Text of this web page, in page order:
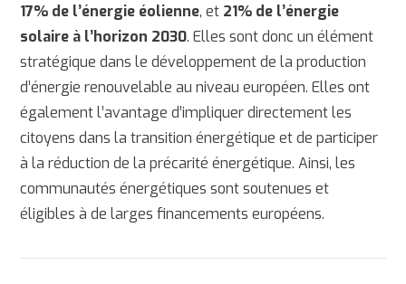
17% de l’énergie éolienne, et 21% de l’énergie
solaire à l’horizon 2030. Elles sont donc un élément
stratégique dans le développement de la production
d’énergie renouvelable au niveau européen. Elles ont
également l’avantage d’impliquer directement les
citoyens dans la transition énergétique et de participer
à la réduction de la précarité énergétique. Ainsi, les
communautés énergétiques sont soutenues et
éligibles à de larges financements européens.